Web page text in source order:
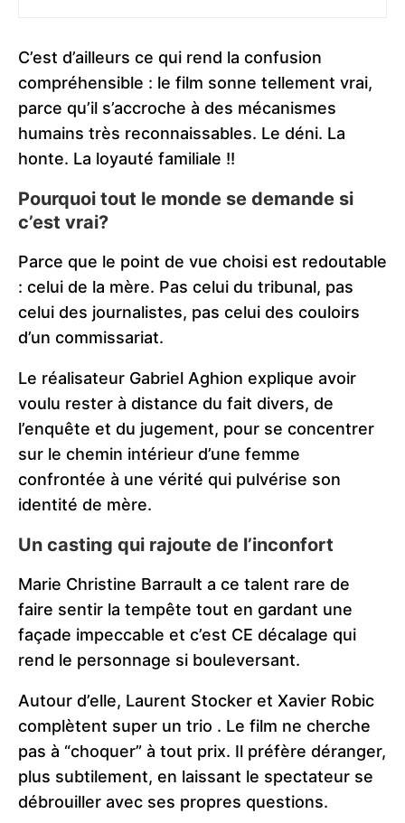
C’est d’ailleurs ce qui rend la confusion
compréhensible : le film sonne tellement vrai,
parce qu’il s’accroche à des mécanismes
humains très reconnaissables. Le déni. La
honte. La loyauté familiale !!
Pourquoi tout le monde se demande si
c’est vrai?
Parce que le point de vue choisi est redoutable
: celui de la mère. Pas celui du tribunal, pas
celui des journalistes, pas celui des couloirs
d’un commissariat.
Le réalisateur Gabriel Aghion explique avoir
voulu rester à distance du fait divers, de
l’enquête et du jugement, pour se concentrer
sur le chemin intérieur d’une femme
confrontée à une vérité qui pulvérise son
identité de mère.
Un casting qui rajoute de l’inconfort
Marie Christine Barrault a ce talent rare de
faire sentir la tempête tout en gardant une
façade impeccable et c’est CE décalage qui
rend le personnage si bouleversant.
Autour d’elle, Laurent Stocker et Xavier Robic
complètent super un trio . Le film ne cherche
pas à “choquer” à tout prix. Il préfère déranger,
plus subtilement, en laissant le spectateur se
débrouiller avec ses propres questions.